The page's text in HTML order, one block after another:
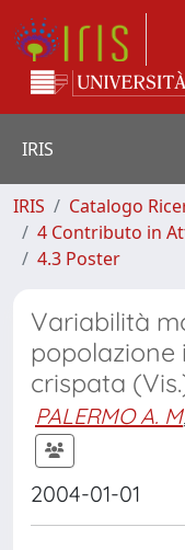
IRIS
IRIS
Catalogo
4 Contributo in
4.3 Poster
Variabilità
popolazione
crispata
PALERMO A. M
2004-01-01